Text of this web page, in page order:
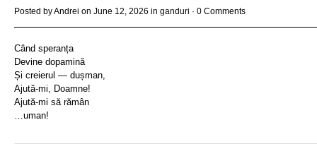
Posted byAndrei on June 12, 2026 in ganduri · 0 Comments
Când speranța
Devine dopamină
Și creierul — dușman,
Ajută-mi, Doamne!
Ajută-mi să rămân
…uman!